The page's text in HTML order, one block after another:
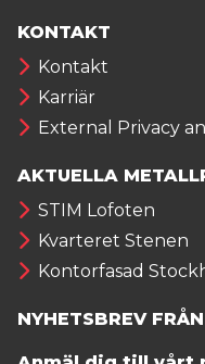
KONTAKT
Kontakt
Karriär
External Privacy
AKTUELLA
STIM Lofoten
Kvarteret Stenen
Kontorfasad
NYHETSBREV